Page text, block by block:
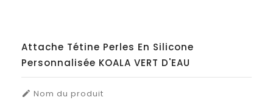
Attache Tétine Perles En Silicone
Personnalisée KOALA VERT D'EAU
 Nom du produit